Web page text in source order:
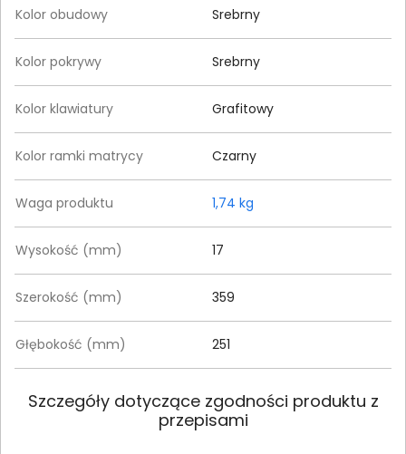
Kolor obudowy Srebrny
Kolor pokrywy Srebrny
Kolor klawiatury Grafitowy
Kolor ramki matrycy Czarny
Waga produktu 1,74 kg
Wysokość (mm) 17
Szerokość (mm) 359
Głębokość (mm) 251
Szczegóły dotyczące zgodności produktu z
przepisami